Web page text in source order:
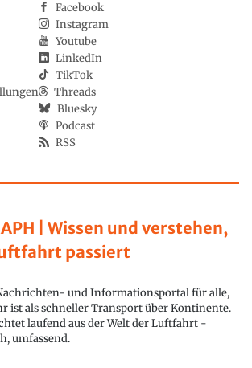
| Wissen und verstehen,
passiert
und Informationsportal für alle,
ist als schneller Transport über Kontinente.
laufend aus der Welt der Luftfahrt -
umfassend.
Facebook
Instagram
Youtube
LinkedIn
TikTok
Threads
Bluesky
Podcast
RSS